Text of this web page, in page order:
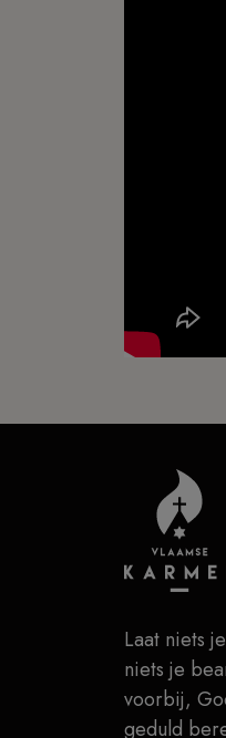
Laat niets
niets je
voorbij,
geduld